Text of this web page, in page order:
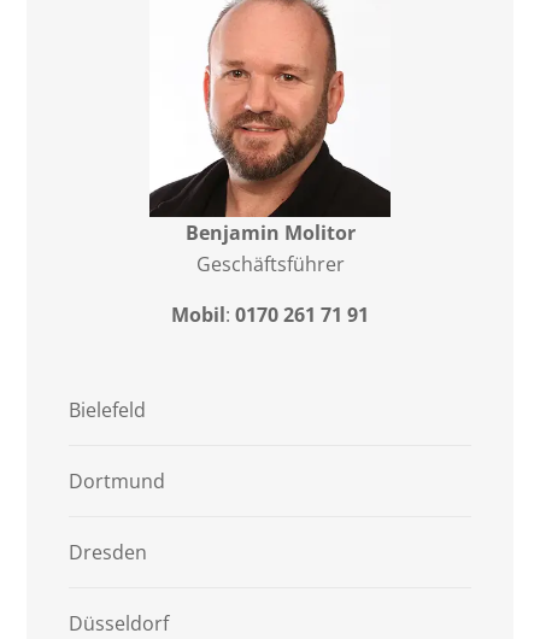
Benjamin Molitor
Geschäftsführer
Mobil: 0170 261 71 91
Bielefeld
Dortmund
Dresden
Düsseldorf